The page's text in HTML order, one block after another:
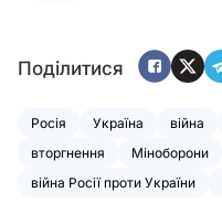
Поділитися
Росія Україна війна
вторгнення
Міноборони
війна Росії проти України